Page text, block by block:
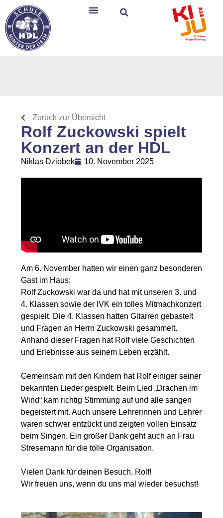
Zurück zur Übersicht
Rolf Zuckowski spielt
Konzert an der HDL
Niklas Dziobek 10. November 2025
Am 6. November hatten wir einen ganz besonderen
Gast im Haus:
Rolf Zuckowski war da und hat mit unseren 3. und
4. Klassen sowie der IVK ein tolles Mitmachkonzert
gespielt. Die 4. Klassen hatten Gitarren gebastelt
und Fragen an Herrn Zuckowski gesammelt.
Anhand dieser Fragen hat Rolf viele Geschichten
und Erlebnisse aus seinem Leben erzählt.
Gemeinsam mit den Kindern hat Rolf einiger seiner
bekannten Lieder gespielt. Beim Lied „Drachen im
Wind“ kam richtig Stimmung auf und alle sangen
begeistert mit. Auch unsere Lehrerinnen und Lehrer
waren schwer entzückt und zeigten vollen Einsatz
beim Singen. Ein großer Dank geht auch an Frau
Stresemann für die tolle Organisation.
Vielen Dank für deinen Besuch, Rolf!
Wir freuen uns, wenn du uns mal wieder besuchst!